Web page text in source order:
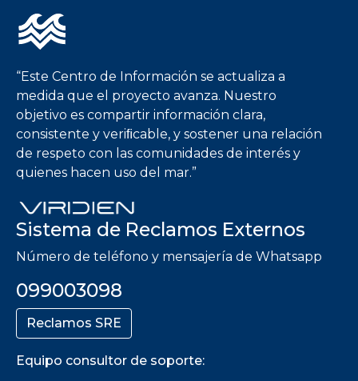
Imagen
“Este Centro de Información se actualiza a
medida que el proyecto avanza. Nuestro
objetivo es compartir información clara,
consistente y veriﬁcable, y sostener una relación
de respeto con las comunidades de interés y
quienes hacen uso del mar.”
Sistema de Reclamos Externos
Número de teléfono y mensajería de Whatsapp
099003098
Reclamos SRE
Equipo consultor de soporte: